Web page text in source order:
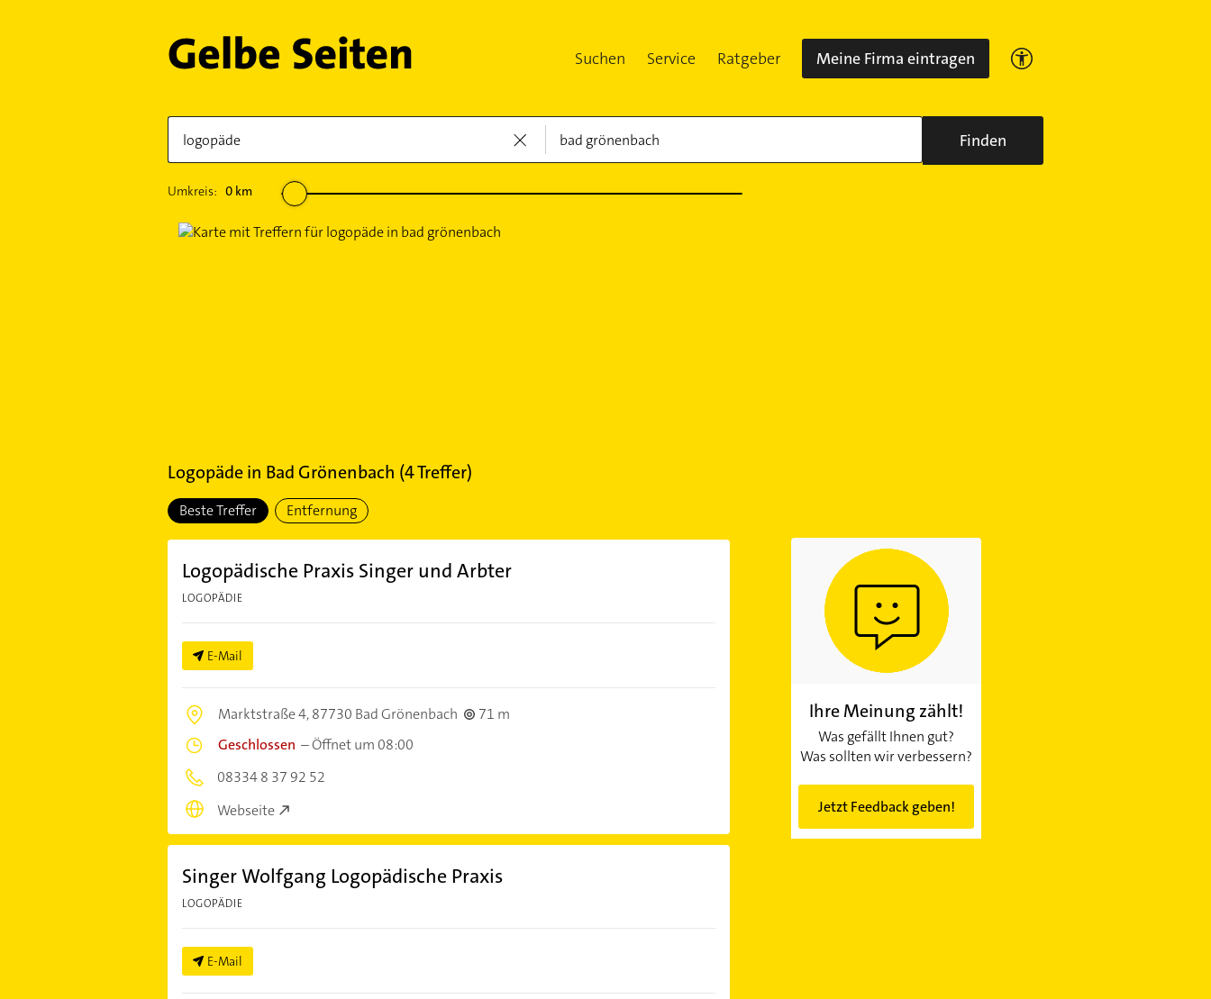
Suchen Service Ratgeber Meine Firma eintragen
Finden
Umkreis: 0km
Logopädein Bad Grönenbach (4Treffer)
Beste Treffer Entfernung
Logopädische Praxis Singer und Arbter
LOGOPÄDIE
E-Mail
Marktstraße 4,87730 Bad Grönenbach
71 m
Geschlossen –Öffnet um 08:00
08334 8 37 92 52
Webseite
Singer Wolfgang Logopädische Praxis
LOGOPÄDIE
E-Mail
Ihre Meinung zählt!
Was gefällt Ihnen gut?
Was sollten wir verbessern?
Jetzt Feedback geben!